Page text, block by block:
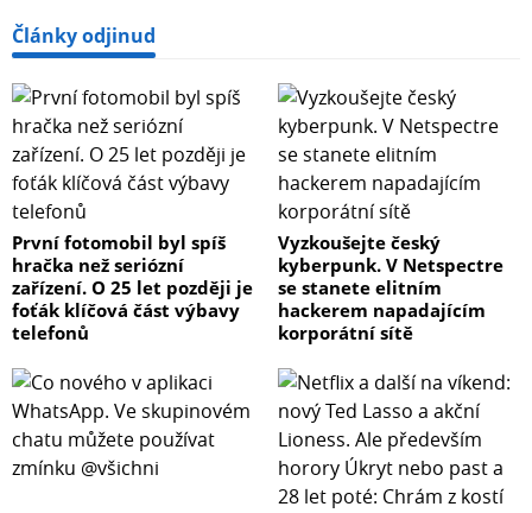
Články odjinud
První fotomobil byl spíš
hračka než seriózní
zařízení. O 25 let později je
foťák klíčová část výbavy
telefonů
Vyzkoušejte český
kyberpunk. V Netspectre
se stanete elitním
hackerem napadajícím
korporátní sítě